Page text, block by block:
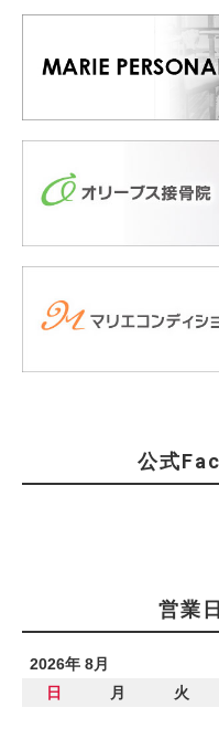
公式
営業
2026年 8月
日
月 火